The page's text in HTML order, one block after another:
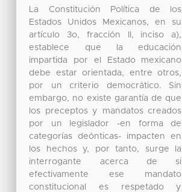
La Constitución Política de los
Estados Unidos Mexicanos, en su
artículo 3o, fracción II, inciso a),
establece que la educación
impartida por el Estado mexicano
debe estar orientada, entre otros,
por un criterio democrático. Sin
embargo, no existe garantía de que
los preceptos y mandatos creados
por un legislador -en forma de
categorías deónticas- impacten en
los hechos y, por tanto, surge la
interrogante acerca de si
efectivamente ese mandato
constitucional es respetado y